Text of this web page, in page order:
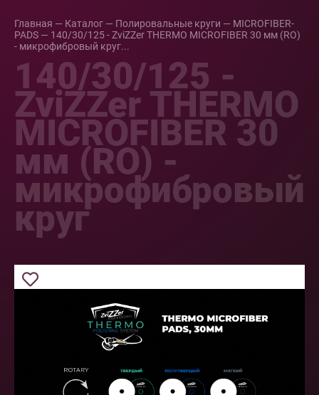
Главная — Каталог — Полировальные круги — MICROFIBER-
PADS — 140/30/125 - ZviZZer THERMO MICROFIBER 30 мм (RO)
- микрофибровый круг...
140/30/125 -
ZviZZer THERMO
MICROFIBER 30
мм (RO) -
микрофибровый
круг